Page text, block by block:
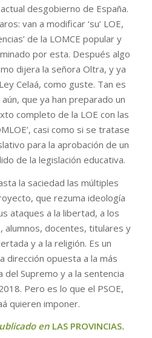
desgobierno de España.
van a modificar ‘su’ LOE,
de la LOMCE popular y
por esta. Después algo
dijera la señora Oltra, y ya
Celaá, como guste. Tan es
que ya han preparado un
completo de la LOE con las
casi como si se tratase
para la aprobación de un
de la legislación educativa.
la saciedad las múltiples
que rezuma ideología
ataques a la libertad, a los
alumnos, docentes, titulares y
y a la religión. Es un
dirección opuesta a la más
Supremo y a la sentencia
Pero es lo que el PSOE,
quieren imponer.
en LAS PROVINCIAS.